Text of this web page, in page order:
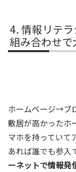
情報リテ
組み合わせで
ホームページ→ブ
敷居が高かったホ
マホを持っていて
あれば誰でも参入
ーネットで情報発